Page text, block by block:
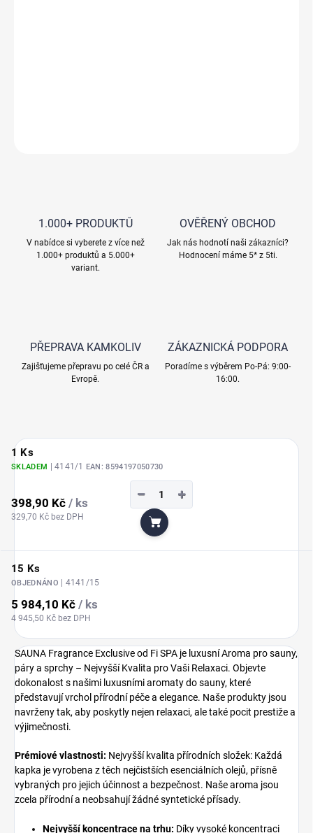
1.000+ PRODUKTŮ
V nabídce si vyberete z více než
1.000+ produktů a 5.000+
variant.
OVĚŘENÝ OBCHOD
Jak nás hodnotí naši zákazníci?
Hodnocení máme 5* z 5ti.
PŘEPRAVA KAMKOLIV
Zajišťujeme přepravu po celé ČR a
Evropě.
ZÁKAZNICKÁ PODPORA
Poradíme s výběrem Po-Pá: 9:00-
16:00.
1 Ks
SKLADEM | 4141/1 EAN: 8594197050730
398,90 Kč / ks
329,70 Kč bez DPH
+
−
Do košíku
15 Ks
OBJEDNÁNO | 4141/15
5 984,10 Kč / ks
4 945,50 Kč bez DPH
SAUNA Fragrance Exclusive od Fi SPA je luxusní Aroma pro sauny,
páry a sprchy – Nejvyšší Kvalita pro Vaši Relaxaci. Objevte
dokonalost s našimi luxusními aromaty do sauny, které
představují vrchol přírodní péče a elegance. Naše produkty jsou
navrženy tak, aby poskytly nejen relaxaci, ale také pocit prestiže a
výjimečnosti.
Prémiové vlastnosti: Nejvyšší kvalita přírodních složek: Každá
kapka je vyrobena z těch nejčistších esenciálních olejů, přísně
vybraných pro jejich účinnost a bezpečnost. Naše aroma jsou
zcela přírodní a neobsahují žádné syntetické přísady.
Nejvyšší koncentrace na trhu: Díky vysoké koncentraci